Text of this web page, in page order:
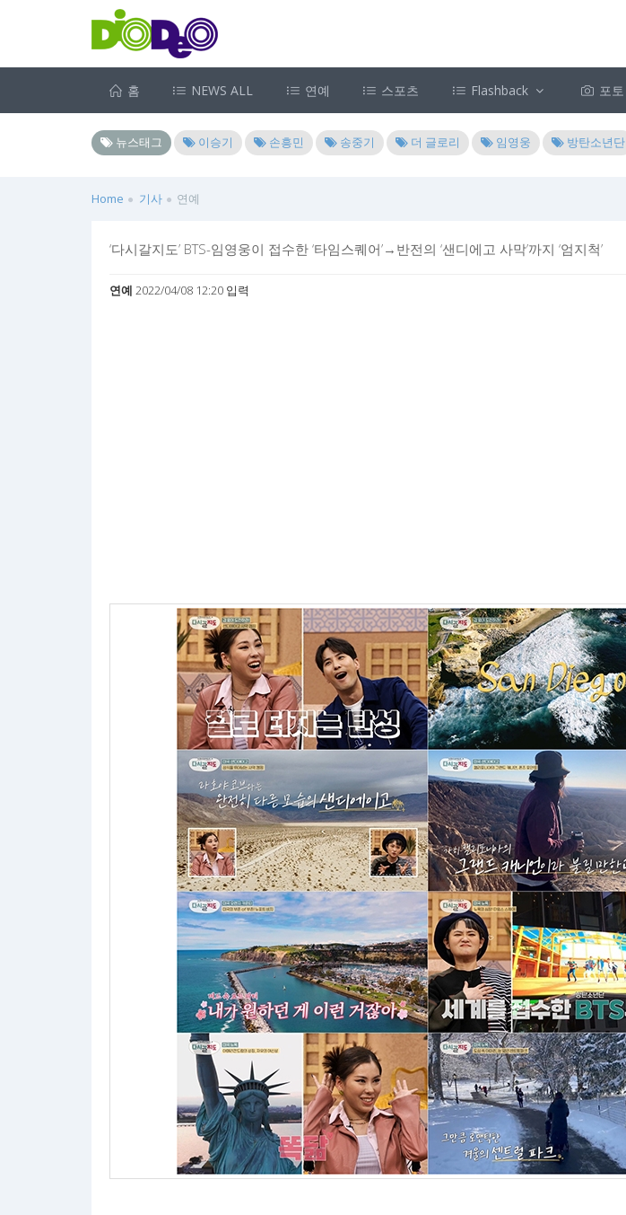
홈 NEWS ALL 연예 스포츠 Flashback 포토
뉴스태그 이승기 손흥민 송중기 더 글로리 임영웅 방탄소년단
Home 기사 연예
‘다시갈지도’ BTS-임영웅이 접수한 ‘타임스퀘어’→반전의 ‘샌디에고 사막’까지 ‘엄지척’
연예 2022/04/08 12:20 입력